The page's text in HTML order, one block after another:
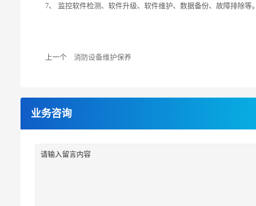
7、 监控软件检测、软件升级、软件维护、数据备份、故障排除等。
上一个 消防设备维护保养
业务咨询